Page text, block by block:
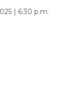
| 6:30 p.m.